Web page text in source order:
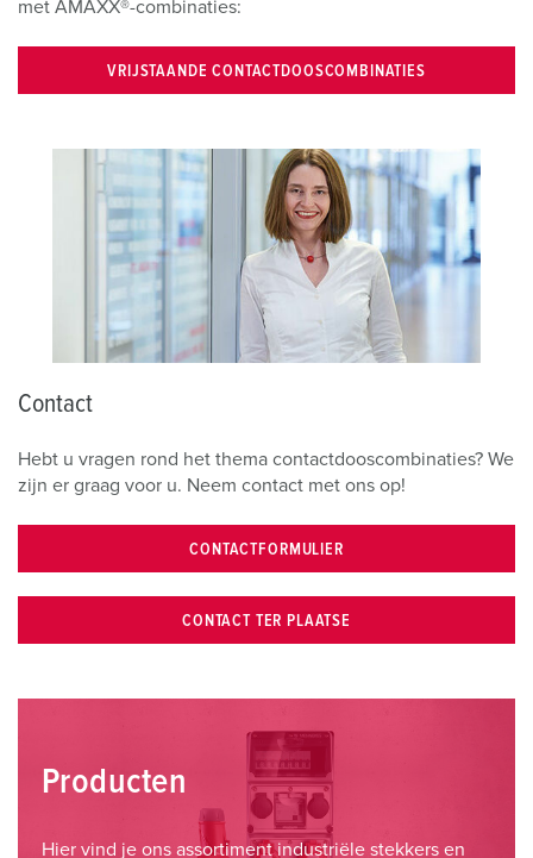
met AMAXX®-combinaties:
VRIJSTAANDE CONTACTDOOSCOMBINATIES
Contact
Hebt u vragen rond het thema contactdooscombinaties? We
zijn er graag voor u. Neem contact met ons op!
CONTACTFORMULIER
CONTACT TER PLAATSE
Producten
Hier vind je ons assortiment industriële stekkers en